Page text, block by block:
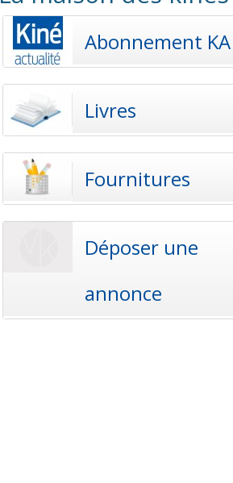
Abonnement KA
Livres
Fournitures
Déposer une
annonce